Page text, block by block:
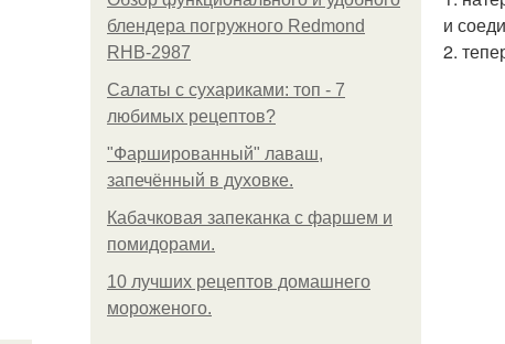
блендера погружного Redmond
RHB-2987
Салаты с сухариками: топ - 7
любимых рецептов?
"Фаршированный" лаваш,
запечённый в духовке.
Кабачковая запеканка с фаршем и
помидорами.
10 лучших рецептов домашнего
мороженого.
и
2.